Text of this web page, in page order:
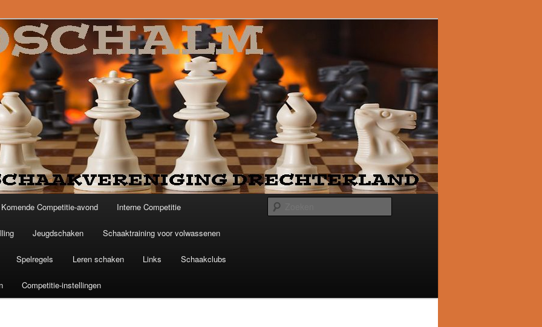
Komende Competitie-avond Interne Competitie
Jeugdschaken Schaaktraining voor volwassenen
Spelregels Leren schaken Links Schaakclubs
Competitie-instellingen